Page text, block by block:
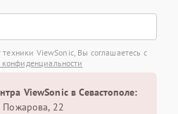
ViewSonic, Вы соглашаетесь с
ViewSonic в Севастополе:
Пожарова, 22